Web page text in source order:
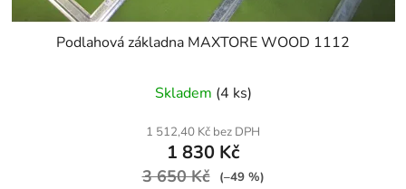
Podlahová základna MAXTORE WOOD 1112
Skladem (4 ks)
1 512,40 Kč bez DPH
1 830 Kč
3 650 Kč (–49 %)